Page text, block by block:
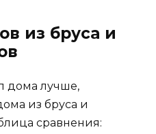
из бруса и
дома лучше,
из бруса и
сравнения: